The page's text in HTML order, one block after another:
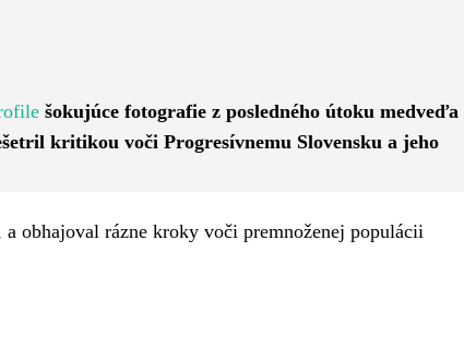
šokujúce fotografie z posledného útoku medveďa
kritikou voči Progresívnemu Slovensku a jeho
a obhajoval rázne kroky voči premnoženej populácii